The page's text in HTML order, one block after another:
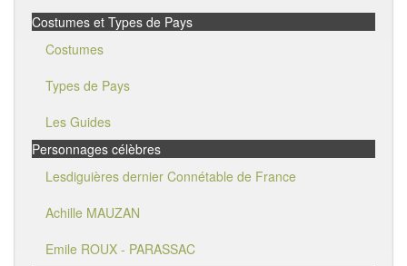
Costumes et Types de Pays
Costumes
Types de Pays
Les Guides
Personnages célèbres
Lesdiguières dernier Connétable de France
Achille MAUZAN
Emile ROUX - PARASSAC